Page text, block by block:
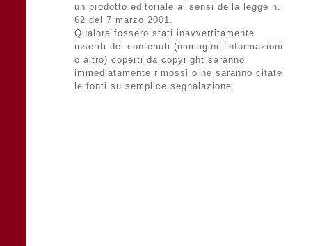
un prodotto editoriale ai sensi della legge n.
62 del 7 marzo 2001.
Qualora fossero stati inavvertitamente
inseriti dei contenuti (immagini, informazioni
o altro) coperti da copyright saranno
immediatamente rimossi o ne saranno citate
le fonti su semplice segnalazione.